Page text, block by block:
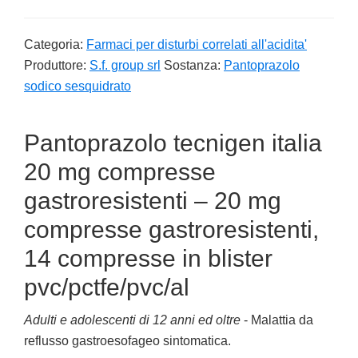
Categoria: Farmaci per disturbi correlati all'acidita'
Produttore: S.f. group srl Sostanza: Pantoprazolo
sodico sesquidrato
Pantoprazolo tecnigen italia
20 mg compresse
gastroresistenti – 20 mg
compresse gastroresistenti,
14 compresse in blister
pvc/pctfe/pvc/al
Adulti e adolescenti di 12 anni ed oltre - Malattia da
reflusso gastroesofageo sintomatica.